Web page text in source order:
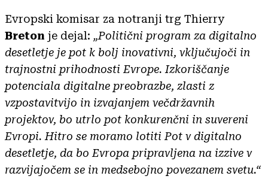
Evropski komisar za notranji trg Thierry
Breton je dejal: „Politični program za digitalno
desetletje je pot k bolj inovativni, vključujoči in
trajnostni prihodnosti Evrope. Izkoriščanje
potenciala digitalne preobrazbe, zlasti z
vzpostavitvijo in izvajanjem večdržavnih
projektov, bo utrlo pot konkurenčni in suvereni
Evropi. Hitro se moramo lotiti Pot v digitalno
desetletje, da bo Evropa pripravljena na izzive v
razvijajočem se in medsebojno povezanem svetu.“